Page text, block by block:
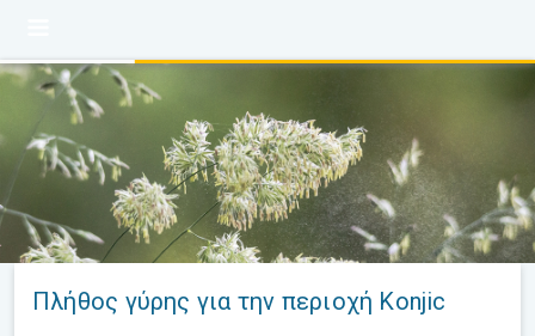
Πλήθος γύρης για την περιοχή Konjic